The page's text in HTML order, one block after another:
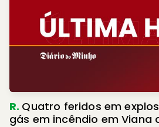
R. Quatro feridos em
gás em incêndio em Viana